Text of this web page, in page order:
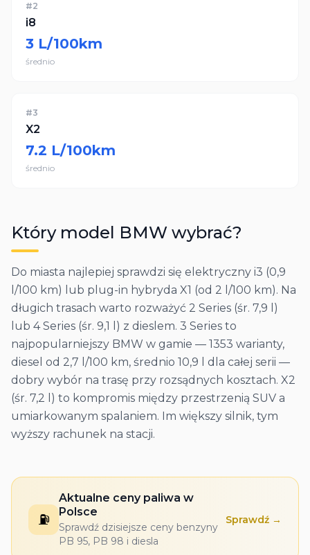
#2
i8
3 L/100km
średnio
#3
X2
7.2 L/100km
średnio
Który model BMW wybrać?
Do miasta najlepiej sprawdzi się elektryczny i3 (0,9
l/100 km) lub plug-in hybryda X1 (od 2 l/100 km). Na
długich trasach warto rozważyć 2 Series (śr. 7,9 l)
lub 4 Series (śr. 9,1 l) z dieslem. 3 Series to
najpopularniejszy BMW w gamie — 1353 warianty,
diesel od 2,7 l/100 km, średnio 10,9 l dla całej serii —
dobry wybór na trasę przy rozsądnych kosztach. X2
(śr. 7,2 l) to kompromis między przestrzenią SUV a
umiarkowanym spalaniem. Im większy silnik, tym
wyższy rachunek na stacji.
⛽
Aktualne ceny paliwa w
Polsce
Sprawdź dzisiejsze ceny benzyny
PB 95, PB 98 i diesla
Sprawdź →